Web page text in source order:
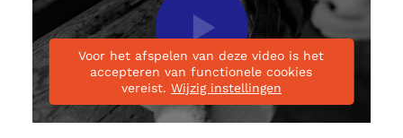
Start
video
Voor het afspelen van deze video is het
accepteren van functionele cookies
vereist. Wijzig instellingen